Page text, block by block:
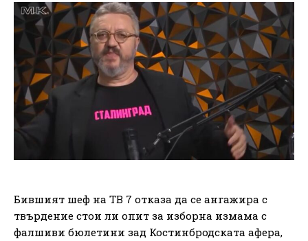
Бившият шеф на ТВ 7 отказа да се ангажира с
твърдение стои ли опит за изборна измама с
фалшиви бюлетини зад Костинбродската афера,